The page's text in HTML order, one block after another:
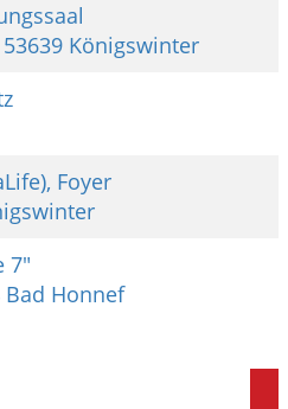
Königswinter
Foyer
7"
Honnef